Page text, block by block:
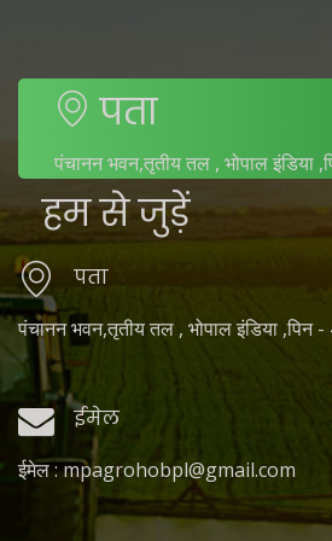
पता
पंचानन भवन,तृतीय तल , भोपाल इंडिया
हम से जुड़ें
पता
पंचानन भवन,तृतीय तल , भोपाल इंडिया ,पिन
ईमेल
ईमेल : mpagrohobpl@gmail.com